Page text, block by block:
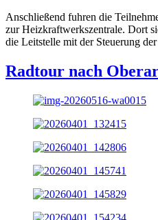
Anschließend fuhren die
zur Heizkraftwerkszentrale. Dort
die Leitstelle mit der Steuerung
Radtour nach